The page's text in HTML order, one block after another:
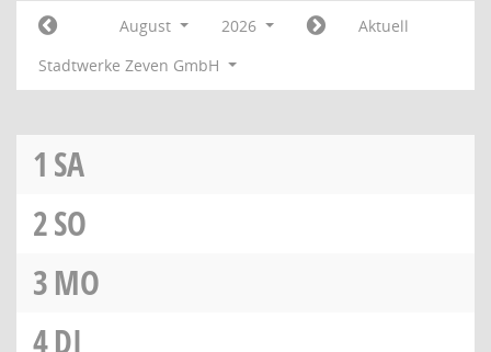
August 2026
Aktuell
Stadtwerke Zeven GmbH
1 SA
2SO
3MO
4DI